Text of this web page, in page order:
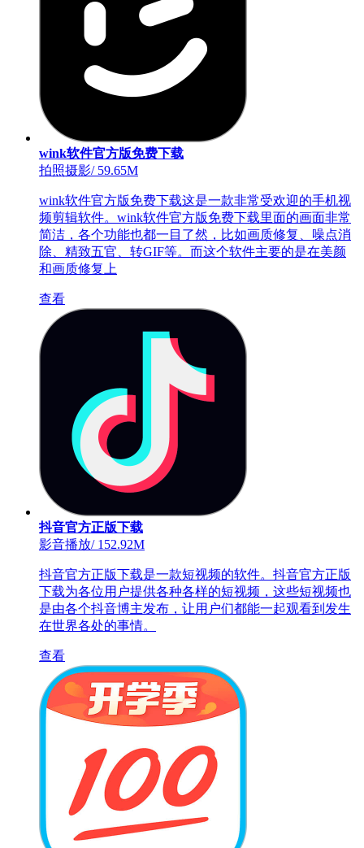
wink软件官方版免费下载
拍照摄影/59.65M
wink软件官方版免费下载这是一款非常受欢迎的手机视
频剪辑软件。wink软件官方版免费下载里面的画面非常
简洁，各个功能也都一目了然，比如画质修复、噪点消
除、精致五官、转GIF等。而这个软件主要的是在美颜
和画质修复上
查看
抖音官方正版下载
影音播放/152.92M
抖音官方正版下载是一款短视频的软件。抖音官方正版
下载为各位用户提供各种各样的短视频，这些短视频也
是由各个抖音博主发布，让用户们都能一起观看到发生
在世界各处的事情。
查看